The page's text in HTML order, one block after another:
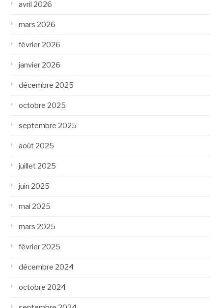
avril 2026
mars 2026
février 2026
janvier 2026
décembre 2025
octobre 2025
septembre 2025
août 2025
juillet 2025
juin 2025
mai 2025
mars 2025
février 2025
décembre 2024
octobre 2024